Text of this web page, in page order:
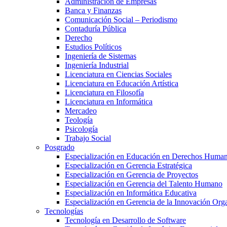
Banca y Finanzas
Comunicación Social – Periodismo
Contaduría Pública
Derecho
Estudios Políticos
Ingeniería de Sistemas
Ingeniería Industrial
Licenciatura en Ciencias Sociales
Licenciatura en Educación Artística
Licenciatura en Filosofía
Licenciatura en Informática
Mercadeo
Teología
Psicología
Trabajo Social
Posgrado
Especialización en Educación en Derechos
Especialización en Gerencia Estratégica
Especialización en Gerencia de Proyectos
Especialización en Gerencia del Talento Humano
Especialización en Informática Educativa
Especialización en Gerencia de la Innovación
Tecnologías
Tecnología en Desarrollo de Software